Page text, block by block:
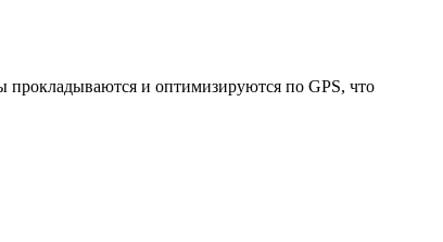
прокладываются и оптимизируются по GPS, что